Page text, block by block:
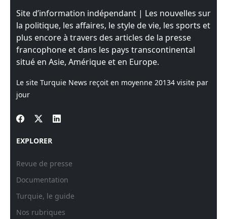
Site d’information indépendant | Les nouvelles sur
la politique, les affaires, le style de vie, les sports et
plus encore à travers des articles de la presse
francophone et dans les pays transcontinental
situé en Asie, Amérique et en Europe.
Le site Turquie News reçoit en moyenne 20134 visite par
jour
EXPLORER
Revue de presse
Documentation
Turquie, le guide
Nos rubriques